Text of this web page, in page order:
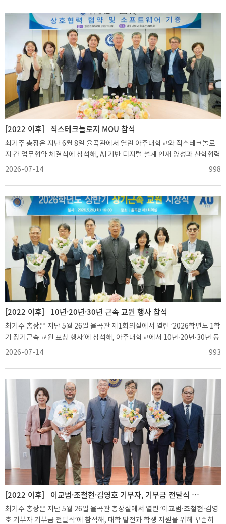
국제협력(International) 부문으로 나누어 진행됐으며, 수상자들에게는
상장과 연구비가 수여됐다.영향력 지수 부문에서는 이공 계열 박성준 전자
공학과 교수, 이정호 기계공학과 교수, 조성범·류학기·서형탁 첨단신소재공
학과 교수, 이창구 환경안전공학과 교수, 김종현 응용화학생명공학과 교수
가 대표로 수상했다. 인문사회 계열에서는 이준엽 경영학과 교수와 이유현
행정학과 교수가 대표 수상자로 선정됐다.피인용 국제 부문에서는 노병희
소프트웨어학과 교수, 조인선 첨단신소재공학과 교수, 석혜정 디지털미디
어학과 교수가 대표로 수상했으며, 국내 부문에서는 강주영 경영인텔리전스
학과 교수와 김은하 심리학과 교수가 대표로 상을 받았다.인문사회 KCI 우
수 부문에서는 KCI 주저자 연구 실적이 우수한 연구자 5명을 선정했으며, 강
주영 교수와 김은하 교수가 대표로 수상했다. 국제 공동 연구 논문 실적을 바
탕으로 선정한 국제협력 부문에서는 이정호 교수와 김종현 교수가 대표 수
상자로 무대에 올랐다.이날 시상식에서는 올해의 연구자인 ‘아주 리서치 펠
로우’도 발표됐다. 아주대학교는 뛰어난 학술 성과를 거둔 교원에게 대학 차
원의 영예를 부여하기 위해 2024년부터 아주 리서치 펠로우 제도를 운영하
고 있다.2026년 아주 리서치 펠로우에는 박성준 전자공학과 교수가 선정됐
수상자의 연구실에는 ‘아주 펠로우’ 명판이 설치되며, 학교법인 대우학원이
제공하는 차량 이용권이 부상으로 지원된다.최 총장은 “아주대학교를 빛낸
수상자 여러분께 축하와 감사를 전한다”며 “훌륭한 연구자로서 우리 대학이
만들어가야 할 새로운 교육의 패러다임을 주도적으로 이끌어주시기를 바란
다”고 말했다.
[2022 이후] 직스테크놀로지 MOU 참석
최기주 총장은 지난 6월 8일 율곡관에서 열린 아주대학교와 직스테크놀로
지 간 업무협약 체결식에 참석해, AI 기반 디지털 설계 인재 양성과 산학협력
강화를 위한 협약서에 서명하고 향후 협력 방향을 논의했다.이날 협약식에
이 함께 자리했다.이번 협약에 따라 직스테크놀로지는 자체 개발한 설계·디
자인 소프트웨어의 교육용 라이선스를 아주대학교에 무상으로 지원한다. 지
원 규모는 총 10억원 상당으로 ▲설계 소프트웨어 ‘ZYXCAD AX’ ▲AI 공간
설계 플랫폼 ‘ZYX SPACE’ ▲토목 BIM 솔루션 ‘DIVE’가 포함된다.해당 소프
트웨어는 건축학과와 건설시스템공학과, 산업공학과, 전자공학과 등 관련
학과의 교육과 실습에 활용될 예정이다. 이를 통해 학생들이 산업 현장에서
활용되는 AI 기반 설계 기술과 디지털 전환 환경을 직접 경험할 수 있을 것으
로 기대된다.양 기관은 이와 함께 ▲설계 역량 교육 프로그램 개설 및 운영
▲AI 디자인 소프트웨어 공동 개발과 교육 협력 ▲국가 과제 공동 참여 ▲인
력 교류 ▲시설물 상호 이용 등 다양한 분야에서 협력을 이어가기로 했다.최
총장은 “이번 협약이 학생들에게 AI 기반 설계 기술과 디지털 전환 환경을
직접 경험할 수 있는 좋은 기회가 될 것”이라며 “관련 산업계와 기업, 대학이
함께 성장하는 발전적인 산학협력 모델로 이어지기를 기대한다”고 말했다.
직스테크놀로지는 2007년 설립된 AI 기반 디지털 설계 소프트웨어 기업으
로, 로봇과 우주, 방산, 조선, 제조업을 비롯해 건설·건축·토목엔지니어링 산
업 전반에 3차원 디지털 플랫폼을 제공하고 있다.
2026-07-14 998
[2022 이후] 10년·20년·30년 근속 교원 행사 참석
최기주 총장은 지난 5월 26일 율곡관 제1회의실에서 열린 ‘2026학년도 1학
기 장기근속 교원 표창 행사’에 참석해, 아주대학교에서 10년·20년·30년 동
안 교육과 연구에 헌신해온 교원들에게 표창장과 부상을 전달하고 감사와
어학과 교수를 비롯해 장기근속 교원 20명이 표창을 받았다.최 총장은 축하
인사말을 통해 “10년이 넘는 긴 시간 동안 우리 대학을 위해 힘써주신 교원
여러분께 학교를 대표해 진심으로 감사드린다”며 “앞으로도 아주 공동체의
발전을 위해 함께 노력해주시기를 바라며, 저 역시 필요한 지원을 아끼지 않
겠다”고 말했다.이번 행사는 오랜 기간 교육과 연구 현장에서 대학 발전에
기여해온 교원들의 헌신에 감사하고, 장기근속의 의미를 함께 나누기 위해
마련됐다.
2026-07-14 993
[2022 이후] 이교범·조철현·김영호 기부자, 기부금 전달식 참석
최기주 총장은 지난 5월 26일 율곡관 총장실에서 열린 ‘이교범·조철현·김영
호 기부자 기부금 전달식’에 참석해, 대학 발전과 학생 지원을 위해 꾸준히